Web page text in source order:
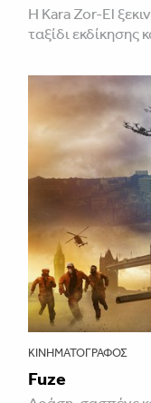
Η Kara Zor-El
ταξίδι εκδίκησης
ΚΙΝΗΜΑΤΟΓΡΆΦΟΣ
Fuze